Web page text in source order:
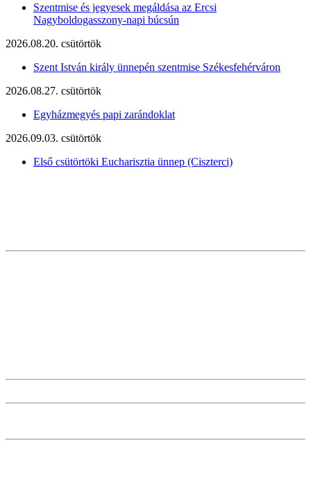
Szentmise és jegyesek megáldása az Ercsi
Nagyboldogasszony-napi búcsún
2026.08.20. csütörtök
Szent István király ünnepén szentmise Székesfehérváron
2026.08.27. csütörtök
Egyházmegyés papi zarándoklat
2026.09.03. csütörtök
Első csütörtöki Eucharisztia ünnep (Ciszterci)